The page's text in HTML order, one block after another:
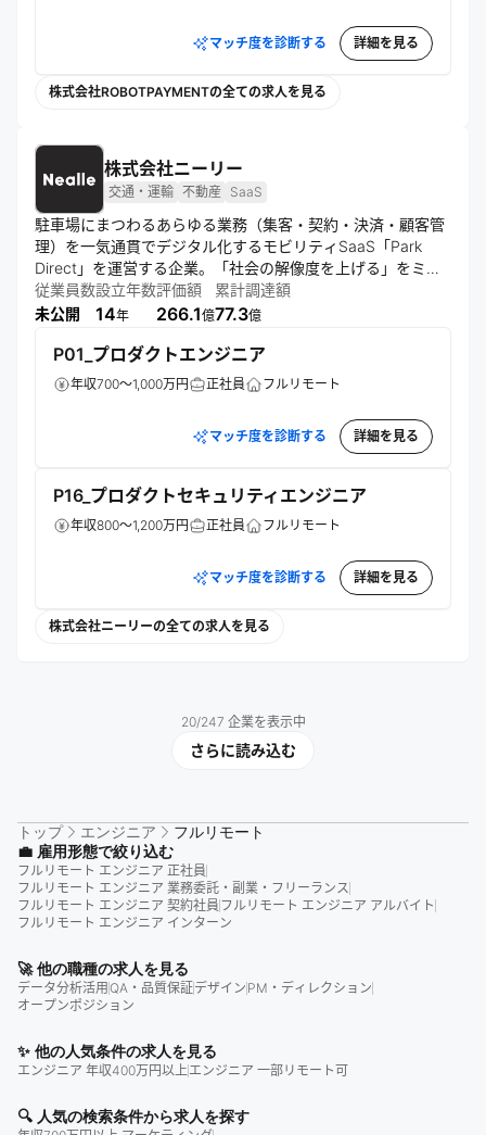
マッチ度を診断する 詳細を見る
株式会社ROBOTPAYMENTの全ての求人を見る
株式会社ニーリー
交通・運輸 不動産 SaaS
駐車場にまつわるあらゆる業務（集客・契約・決済・顧客管
理）を一気通貫でデジタル化するモビリティSaaS「Park
Direct」を運営する企業。「社会の解像度を上げる」をミッ
ションに掲げ、事業を通じて新たな価値や選択肢を社会に提
供することを目指す。
従業員数
未公開
設立年数
14年
評価額
266.1億
累計調達額
77.3億
P01_プロダクトエンジニア
年収700～1,000万円 正社員 フルリモート
マッチ度を診断する 詳細を見る
P16_プロダクトセキュリティエンジニア
年収800～1,200万円 正社員 フルリモート
マッチ度を診断する 詳細を見る
株式会社ニーリーの全ての求人を見る
20/247 企業を表示中
さらに読み込む
トップ エンジニア
フルリモート
💼 雇用形態で絞り込む
フルリモート エンジニア 正社員
フルリモート エンジニア 業務委託・副業・フリーランス
フルリモート エンジニア 契約社員 フルリモート エンジニア アルバイト
フルリモート エンジニア インターン
🚀 他の職種の求人を見る
データ分析活用 QA・品質保証デザイン PM・ディレクション
オープンポジション
✨ 他の人気条件の求人を見る
エンジニア 年収400万円以上エンジニア 一部リモート可
🔍 人気の検索条件から求人を探す